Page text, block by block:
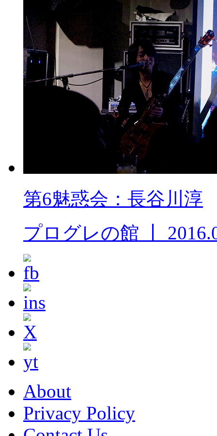
第6魅惑会：長谷川淳
プログレの館
About
Privacy Policy